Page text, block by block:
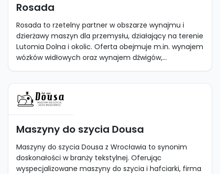
Rosada
Rosada to rzetelny partner w obszarze wynajmu i
dzierżawy maszyn dla przemysłu, działający na terenie
Lutomia Dolna i okolic. Oferta obejmuje m.in. wynajem
wózków widłowych oraz wynajem dźwigów,...
Maszyny do szycia Dousa
Maszyny do szycia Dousa z Wrocławia to synonim
doskonałości w branży tekstylnej. Oferując
wyspecjalizowane maszyny do szycia i hafciarki, firma